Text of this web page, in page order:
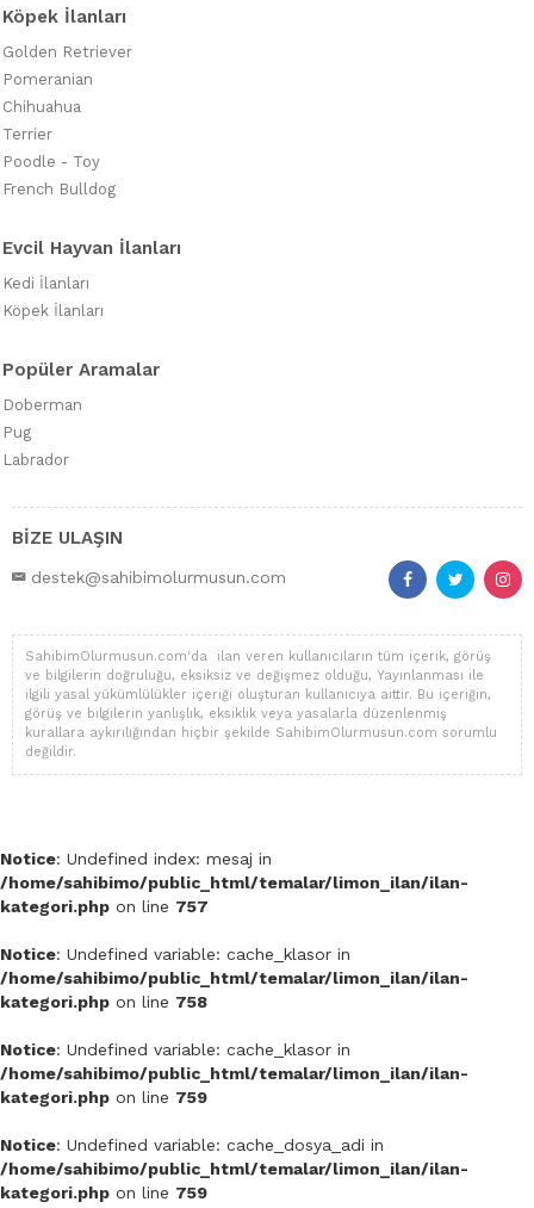
Köpek İlanları
Golden Retriever
Pomeranian
Chihuahua
Terrier
Poodle - Toy
French Bulldog
Evcil Hayvan İlanları
Kedi İlanları
Köpek İlanları
Popüler Aramalar
Doberman
Pug
Labrador
BİZE ULAŞIN
destek@sahibimolurmusun.com
SahibimOlurmusun.com'da ilan veren kullanıcıların tüm içerik, görüş
ve bilgilerin doğruluğu, eksiksiz ve değişmez olduğu, Yayınlanması ile
ilgili yasal yükümlülükler içeriği oluşturan kullanıcıya aittir. Bu içeriğin,
görüş ve bilgilerin yanlışlık, eksiklik veya yasalarla düzenlenmiş
kurallara aykırılığından hiçbir şekilde SahibimOlurmusun.com sorumlu
değildir.
Notice: Undefined index: mesaj in
/home/sahibimo/public_html/temalar/limon_ilan/ilan-
kategori.php on line 757
Notice: Undefined variable: cache_klasor in
/home/sahibimo/public_html/temalar/limon_ilan/ilan-
kategori.php on line 758
Notice: Undefined variable: cache_klasor in
/home/sahibimo/public_html/temalar/limon_ilan/ilan-
kategori.php on line 759
Notice: Undefined variable: cache_dosya_adi in
/home/sahibimo/public_html/temalar/limon_ilan/ilan-
kategori.php on line 759